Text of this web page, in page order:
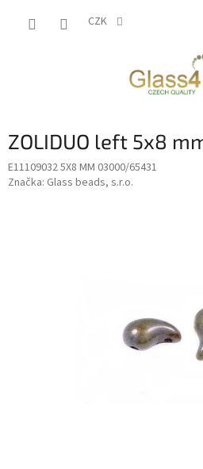
CZK
ZOLIDUO left 5x8
E11109032 5X8 MM 03000/65431
Značka: Glass beads, s.r.o.